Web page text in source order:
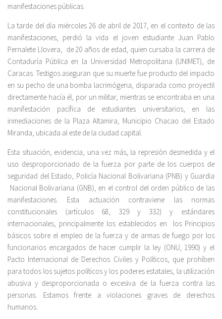
manifestaciones públicas.
La tarde del día miércoles 26 de abril de 2017, en el contexto de las
manifestaciones, perdió la vida el joven estudiante Juan Pablo
Pernalete Llovera, de 20 años de edad, quien cursaba la carrera de
Contaduría Pública en la Universidad Metropolitana (UNIMET), de
Caracas. Testigos aseguran que su muerte fue producto del impacto
en su pecho de una bomba lacrimógena, disparada como proyectil
directamente hacía él, por un militar, mientras se encontraba en una
manifestación pacífica de estudiantes universitarios, en las
inmediaciones de la Plaza Altamira, Municipio Chacao del Estado
Miranda, ubicada al este de la ciudad capital.
Esta situación, evidencia, una vez más, la represión desmedida y el
uso desproporcionado de la fuerza por parte de los cuerpos de
seguridad del Estado, Policía Nacional Bolivariana (PNB) y Guardia
Nacional Bolivariana (GNB), en el control del orden público de las
manifestaciones. Esta actuación contraviene las normas
constitucionales (artículos 68, 329 y 332) y estándares
internacionales, principalmente los establecidos en los Principios
básicos sobre el empleo de la fuerza y de armas de fuego por los
funcionarios encargados de hacer cumplir la ley (ONU, 1990) y el
Pacto Internacional de Derechos Civiles y Políticos, que prohíben
para todos los sujetos políticos y los poderes estatales, la utilización
abusiva y desproporcionada o excesiva de la fuerza contra las
personas. Estamos frente a violaciones graves de derechos
humanos.